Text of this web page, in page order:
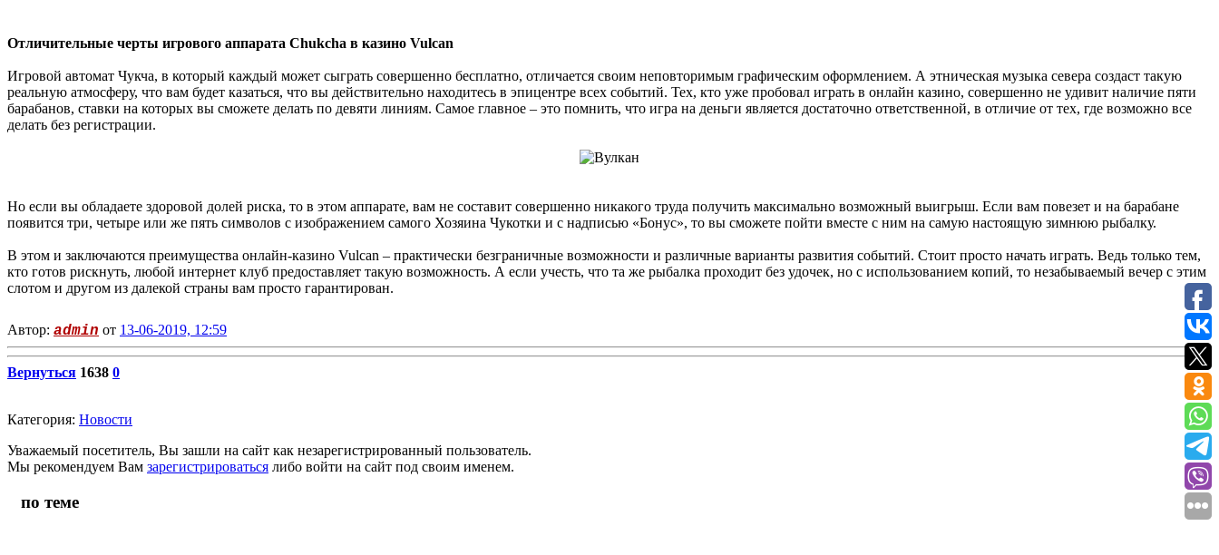
Отличительные черты игрового аппарата Chukcha в казино Vulcan
Игровой автомат Чукча, в который каждый может сыграть совершенно бесплатно, отличается своим неповторимым графическим оформлением. А этническая музыка севера создаст такую
реальную атмосферу, что вам будет казаться, что вы действительно находитесь в эпицентре всех событий. Тех, кто уже пробовал играть в онлайн казино, совершенно не удивит наличие пяти
барабанов, ставки на которых вы сможете делать по девяти линиям. Самое главное – это помнить, что игра на деньги является достаточно ответственной, в отличие от тех, где возможно все
делать без регистрации.
Но если вы обладаете здоровой долей риска, то в этом аппарате, вам не составит совершенно никакого труда получить максимально возможный выигрыш. Если вам повезет и на барабане
появится три, четыре или же пять символов с изображением самого Хозяина Чукотки и с надписью «Бонус», то вы сможете пойти вместе с ним на самую настоящую зимнюю рыбалку.
В этом и заключаются преимущества онлайн-казино Vulcan – практически безграничные возможности и различные варианты развития событий. Стоит просто начать играть. Ведь только тем,
кто готов рискнуть, любой интернет клуб предоставляет такую возможность. А если учесть, что та же рыбалка проходит без удочек, но с использованием копий, то незабываемый вечер с этим
слотом и другом из далекой страны вам просто гарантирован.
Автор: admin от 13-06-2019, 12:59
Вернуться 1638 0
Категория: Новости
Уважаемый посетитель, Вы зашли на сайт как незарегистрированный пользователь.
Мы рекомендуем Вам зарегистрироваться либо войти на сайт под своим именем.
по теме